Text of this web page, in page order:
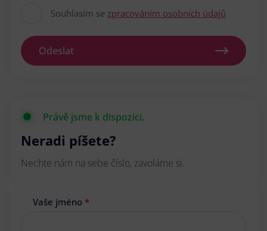
Souhlasím se zpracováním osobních údajů
Odeslat
Právě jsme k dispozici.
Neradi píšete?
Nechte nám na sebe číslo, zavoláme si.
Vaše jméno *